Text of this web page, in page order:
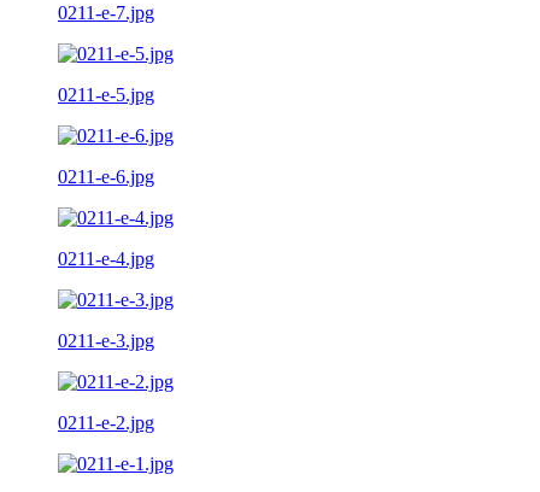
0211-e-7.jpg
0211-e-5.jpg
0211-e-6.jpg
0211-e-4.jpg
0211-e-3.jpg
0211-e-2.jpg